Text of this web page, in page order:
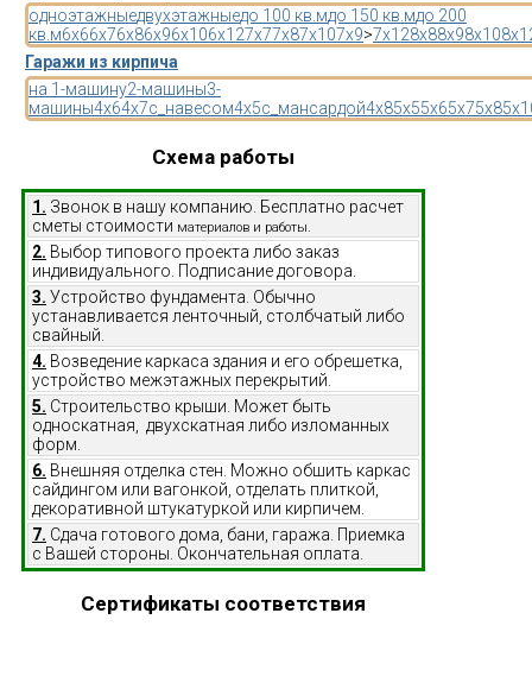
одноэтажныедвухэтажныедо 100 кв.мдо 150 кв.мдо 200
кв.м6x66x76x86x96x106x127x77x87x107x9>7x128x88x98x10
Гаражи из кирпича
на 1-машину2-машины3-
машины4x64x7с_навесом4x5с_мансардой4x85x55x65x75x8
Схема работы
1. Звонок в нашу компанию. Бесплатно расчет
сметы стоимости материалов и работы.
2. Выбор типового проекта либо заказ
индивидуального. Подписание договора.
3. Устройство фундамента. Обычно
устанавливается ленточный, столбчатый либо
свайный.
4. Возведение каркаса здания и его обрешетка,
устройство межэтажных перекрытий.
5. Строительство крыши. Может быть
односкатная, двухскатная либо изломанных
форм.
6. Внешняя отделка стен. Можно обшить каркас
сайдингом или вагонкой, отделать плиткой,
декоративной штукатуркой или кирпичем.
7. Сдача готового дома, бани, гаража. Приемка
с Вашей стороны. Окончательная оплата.
Сертификаты соответствия